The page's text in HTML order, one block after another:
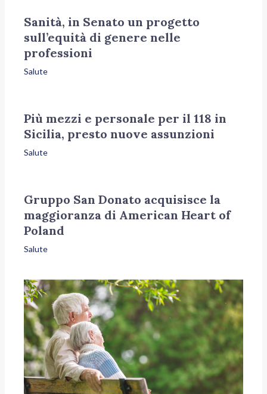
Sanità, in Senato un progetto
sull’equità di genere nelle
professioni
Salute
Più mezzi e personale per il 118 in
Sicilia, presto nuove assunzioni
Salute
Gruppo San Donato acquisisce la
maggioranza di American Heart of
Poland
Salute